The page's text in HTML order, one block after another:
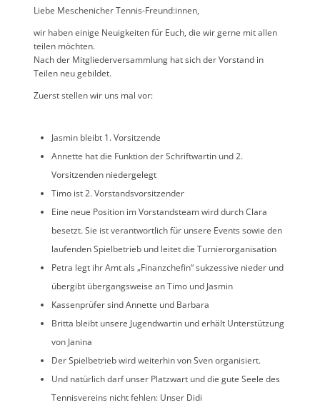
Liebe Meschenicher Tennis-Freund:innen,
wir haben einige Neuigkeiten für Euch, die wir gerne mit allen
teilen möchten.
Nach der Mitgliederversammlung hat sich der Vorstand in
Teilen neu gebildet.
Zuerst stellen wir uns mal vor:
Jasmin bleibt 1. Vorsitzende
Annette hat die Funktion der Schriftwartin und 2.
Vorsitzenden niedergelegt
Timo ist 2. Vorstandsvorsitzender
Eine neue Position im Vorstandsteam wird durch Clara
besetzt. Sie ist verantwortlich für unsere Events sowie den
laufenden Spielbetrieb und leitet die Turnierorganisation
Petra legt ihr Amt als „Finanzchefin“ sukzessive nieder und
übergibt übergangsweise an Timo und Jasmin
Kassenprüfer sind Annette und Barbara
Britta bleibt unsere Jugendwartin und erhält Unterstützung
von Janina
Der Spielbetrieb wird weiterhin von Sven organisiert.
Und natürlich darf unser Platzwart und die gute Seele des
Tennisvereins nicht fehlen: Unser Didi